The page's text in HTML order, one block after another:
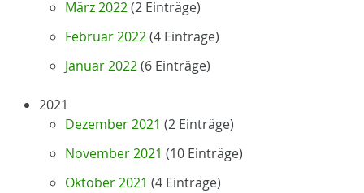
März 2022(2 Einträge)
Februar 2022(4 Einträge)
Januar 2022(6 Einträge)
2021
Dezember 2021 (2 Einträge)
November 2021 (10 Einträge)
Oktober 2021 (4 Einträge)